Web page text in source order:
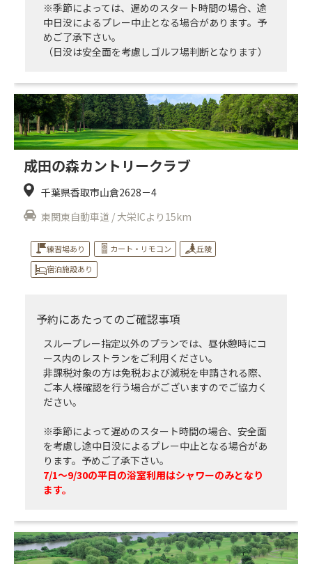
※季節によっては、遅めのスタート時間の場合、途
中日没によるプレー中止となる場合があります。予
めご了承下さい。
（日没は安全面を考慮しゴルフ場判断となります）
成田の森カントリークラブ
千葉県香取市山倉2628－4
東関東自動車道 / 大栄ICより15km
練習場あり カート・リモコン
丘陵
宿泊施設あり
予約にあたってのご確認事項
スループレー指定以外のプランでは、昼休憩時にコ
ース内のレストランをご利用ください。
非課税対象の方は免税および減税を申請される際、
ご本人様確認を行う場合がございますのでご協力く
ださい。
※季節によって遅めのスタート時間の場合、安全面
を考慮し途中日没によるプレー中止となる場合があ
ります。予めご了承下さい。
7/1～9/30の平日の浴室利用はシャワーのみとなり
ます。